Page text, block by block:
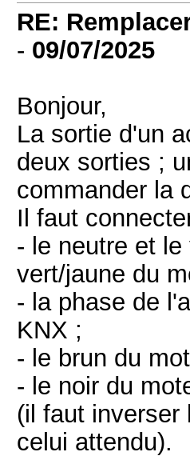
RE:
- 09/07/2025
Bonjour,
La sortie d'un
deux sorties ;
commander la
Il faut
- le neutre et
vert/jaune du
- la phase de
KNX ;
- le brun du
- le noir du
(il faut inverser
celui attendu).